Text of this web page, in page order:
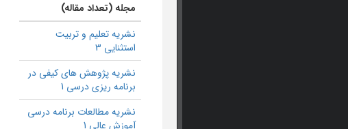
مجله (تعداد مقاله)
نشریه تعلیم و تربیت
استثنایی 3
نشریه پژوهش های کیفی در
برنامه ریزی درسی 1
نشریه مطالعات برنامه درسی
آموزش عالی 1